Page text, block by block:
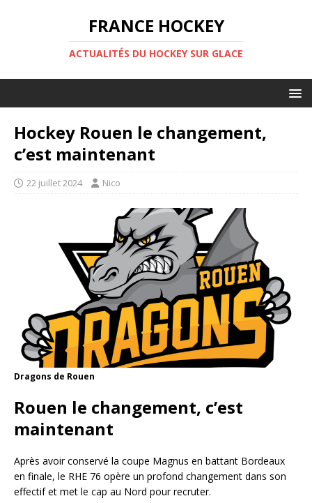
FRANCE HOCKEY
ACTUALITÉS DU HOCKEY SUR GLACE
Hockey Rouen le changement,
c’est maintenant
22 juillet 2024 Nico
Dragons de Rouen
Rouen le changement, c’est
maintenant
Après avoir conservé la coupe Magnus en battant Bordeaux
en finale, le RHE 76 opère un profond changement dans son
effectif et met le cap au Nord pour recruter.